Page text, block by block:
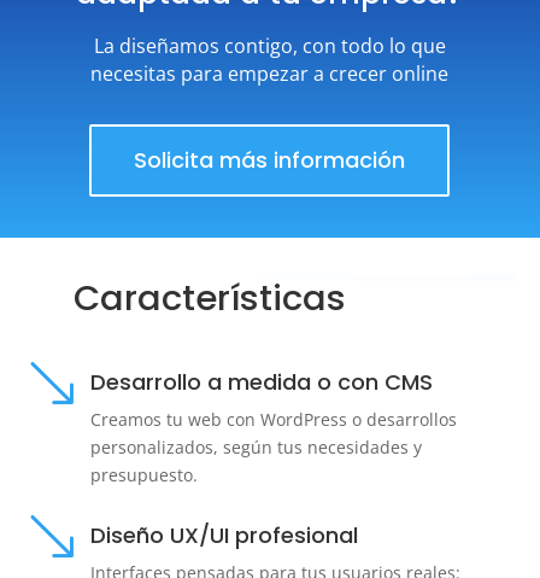
La diseñamos contigo, con todo lo que
necesitas para empezar a crecer online
Solicita más información
Características
' Desarrollo a medida o con CMS
Creamos tu web con WordPress o desarrollos
personalizados, según tus necesidades y
presupuesto.
' Diseño UX/UI profesional
Interfaces pensadas para tus usuarios reales: